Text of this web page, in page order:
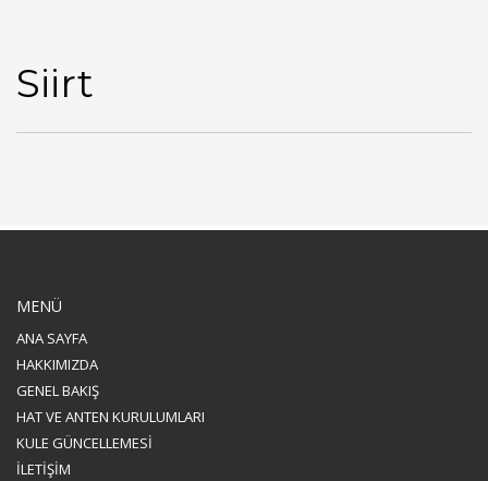
Siirt
MENÜ
ANA SAYFA
HAKKIMIZDA
GENEL BAKIŞ
HAT VE ANTEN KURULUMLARI
KULE GÜNCELLEMESİ
İLETİŞİM